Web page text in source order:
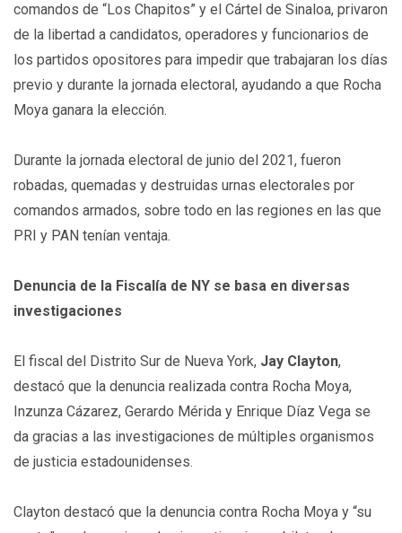
comandos de “Los Chapitos” y el Cártel de Sinaloa, privaron
de la libertad a candidatos, operadores y funcionarios de
los partidos opositores para impedir que trabajaran los días
previo y durante la jornada electoral, ayudando a que Rocha
Moya ganara la elección.
Durante la jornada electoral de junio del 2021, fueron
robadas, quemadas y destruidas urnas electorales por
comandos armados, sobre todo en las regiones en las que
PRI y PAN tenían ventaja.
Denuncia de la Fiscalía de NY se basa en diversas
investigaciones
El fiscal del Distrito Sur de Nueva York, Jay Clayton,
destacó que la denuncia realizada contra Rocha Moya,
Inzunza Cázarez, Gerardo Mérida y Enrique Díaz Vega se
da gracias a las investigaciones de múltiples organismos
de justicia estadounidenses.
Clayton destacó que la denuncia contra Rocha Moya y “su